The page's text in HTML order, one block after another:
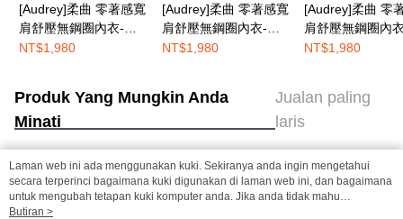
[Audrey]柔曲 零著感寬
肩舒壓無鋼圈內衣-玫
瑰紫
NT$1,980
[Audrey]柔曲 零著感寬
肩舒壓無鋼圈內衣-淺
紫藤
NT$1,980
[Audrey]柔曲 零
肩舒壓無鋼圈內
麥膚
NT$1,980
Produk Yang Mungkin Anda
Minati
Jualan paling
laris
Tag Popular
Laman web ini ada menggunakan kuki. Sekiranya anda ingin mengetahui
secara terperinci bagaimana kuki digunakan di laman web ini, dan bagaimana
untuk mengubah tetapan kuki komputer anda. Jika anda tidak mahu
menggunakan kuki di komputer anda, sila rujuk penerangan mengenai kuki.
Butiran >